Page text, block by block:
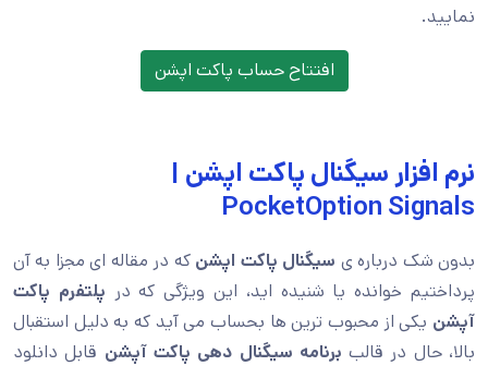
نمایید.
افتتاح حساب پاکت اپشن
نرم افزار سیگنال پاکت اپشن |
PocketOption Signals
بدون شک درباره ی سیگنال پاکت اپشن که در مقاله ای مجزا به آن
پرداختیم خوانده یا شنیده اید، این ویژگی که در پلتفرم پاکت
آپشن یکی از محبوب ترین ها بحساب می آید که به دلیل استقبال
بالا، حال در قالببرنامه سیگنال دهی پاکت آپشن قابل دانلود